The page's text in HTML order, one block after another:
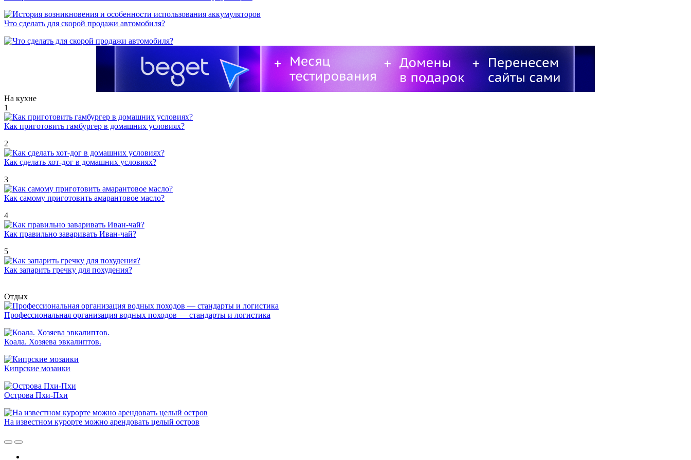
Что сделать для скорой продажи автомобиля?
На кухне
1
Как приготовить гамбургер в домашних условиях?
2
Как сделать хот-дог в домашних условиях?
3
Как самому приготовить амарантовое масло?
4
Как правильно заваривать Иван-чай?
5
Как запарить гречку для похудения?
Отдых
Профессиональная организация водных походов — стандарты и логистика
Коала. Хозяева эвкалиптов.
Кипрские мозаики
Острова Пхи-Пхи
На известном курорте можно арендовать целый остров